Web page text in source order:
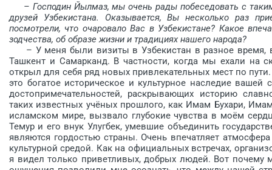
– Господин Йылмаз, мы очень рады побеседовать с
друзей Узбекистана. Оказывается, Вы несколько раз
посмотрели, что очаровало Вас в Узбекистане? Какое
зодчества, об образе жизни и традициях нашего народа?
– У меня были визиты в Узбекистан в разное время,
Ташкент и Самарканд. В частности, когда мы ехали на
открыл для себя ряд новых привлекательных мест по
это богатое историческое и культурное наследие
достопримечательнос­тей, раскрывающих историю
таких известных учёных прошлого, как Имам Бухари,
исламском мире, вызвало глубокие чувства в моём
Темур и его внук Улугбек, умевшие объединить
являются гордостью страны. Очень впечатляет
культурной средой. Как на официальных встречах,
я видел только приветливых, добрых людей. Вот почему